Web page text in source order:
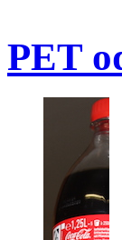
PET